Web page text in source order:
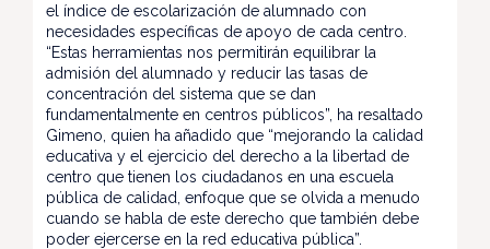
el índice de escolarización de alumnado con
necesidades específicas de apoyo de cada centro.
“Estas herramientas nos permitirán equilibrar la
admisión del alumnado y reducir las tasas de
concentración del sistema que se dan
fundamentalmente en centros públicos”, ha resaltado
Gimeno, quien ha añadido que “mejorando la calidad
educativa y el ejercicio del derecho a la libertad de
centro que tienen los ciudadanos en una escuela
pública de calidad, enfoque que se olvida a menudo
cuando se habla de este derecho que también debe
poder ejercerse en la red educativa pública”.